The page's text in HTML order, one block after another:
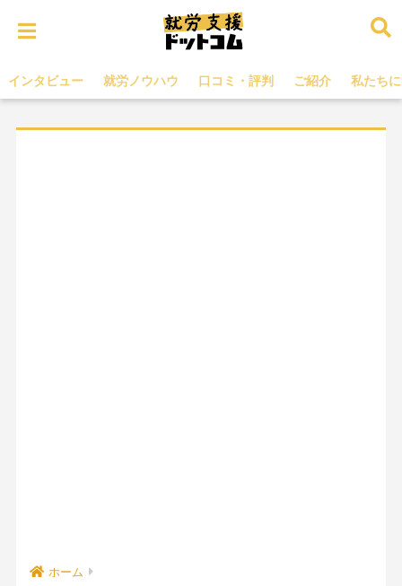
インタビュー 就労ノウハウ 口コミ・評判 ご紹介 私たち
ホーム